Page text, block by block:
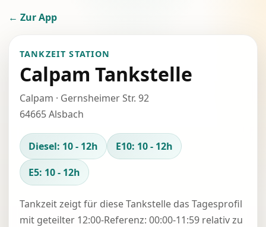
← Zur App
TANKZEIT STATION
Calpam Tankstelle
Calpam · Gernsheimer Str. 92
64665 Alsbach
Diesel: 10 - 12h
E10: 10 - 12h
E5: 10 - 12h
Tankzeit zeigt für diese Tankstelle das Tagesprofil
mit geteilter 12:00-Referenz: 00:00-11:59 relativ zu